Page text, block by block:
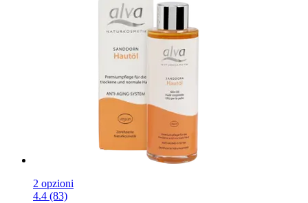
2 opzioni
4.4 (83)